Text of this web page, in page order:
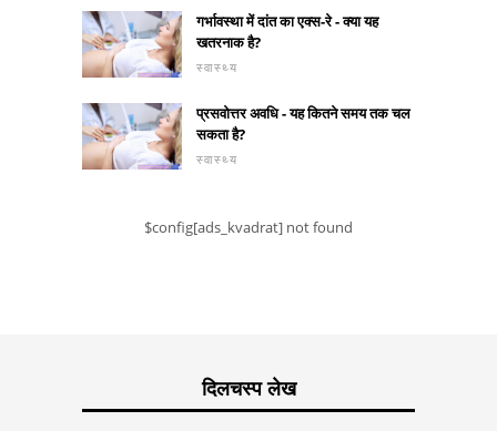
गर्भावस्था में दांत का एक्स-रे - क्या यह
खतरनाक है?
स्वास्थ्य
प्रसवोत्तर अवधि - यह कितने समय तक चल
सकता है?
स्वास्थ्य
$config[ads_kvadrat] not found
दिलचस्प लेख